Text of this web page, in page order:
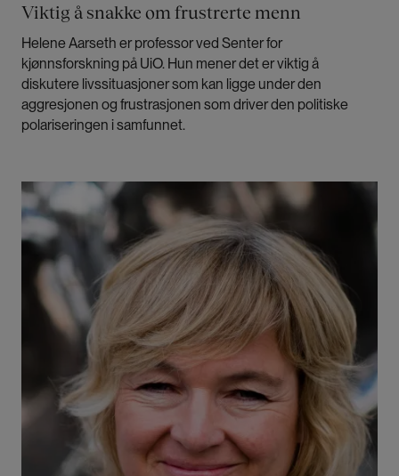
Viktig å snakke om frustrerte menn
Helene Aarseth er professor ved Senter for
kjønnsforskning på UiO. Hun mener det er viktig å
diskutere livssituasjoner som kan ligge under den
aggresjonen og frustrasjonen som driver den politiske
polariseringen i samfunnet.
Bilde